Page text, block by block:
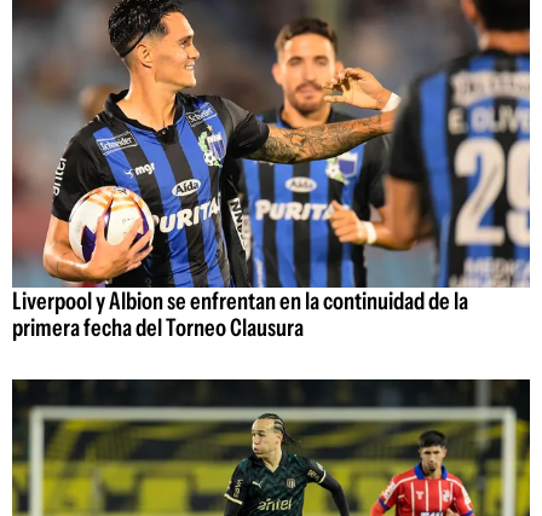
Liverpool y Albion se enfrentan en la continuidad de la
primera fecha del Torneo Clausura